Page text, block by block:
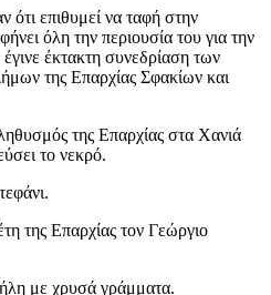
επιθυμεί να ταφή στην
όλη την περιουσία του για την
έκτακτη συνεδρίαση των
της Επαρχίας Σφακίων και
της Επαρχίας στα Χανιά
το νεκρό.
της Επαρχίας τον Γεώργιο
με χρυσά γράμματα.